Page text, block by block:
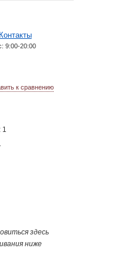
Контакты
9:00-20:00
к сравнению
1
здесь
ниже